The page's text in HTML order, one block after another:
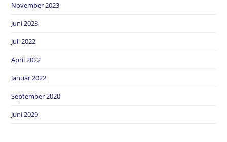
November 2023
Juni 2023
Juli 2022
April 2022
Januar 2022
September 2020
Juni 2020